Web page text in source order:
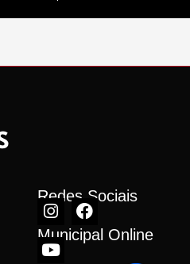
Redes Sociais
Municipal Online